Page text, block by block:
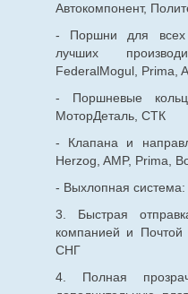
Автокомпонент,
- Поршни для всех
лучших
FederalMogul, Prima,
- Поршневые
МоторДеталь, СТК
- Клапана и
Herzog, AMP, Prima,
- Выхлопная
3. Быстрая
компанией и
СНГ
4. Полная